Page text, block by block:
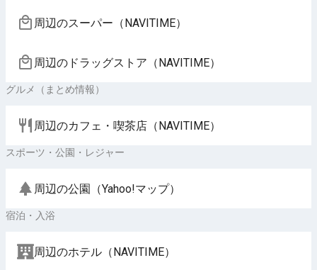
周辺のスーパー（NAVITIME）
周辺のドラッグストア（NAVITIME）
グルメ（まとめ情報）
周辺のカフェ・喫茶店（NAVITIME）
スポーツ・公園・レジャー
周辺の公園（Yahoo!マップ）
宿泊・入浴
周辺のホテル（NAVITIME）